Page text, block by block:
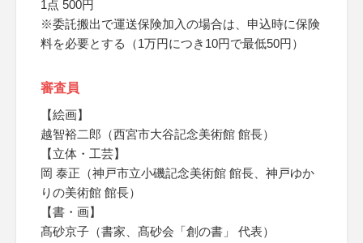
1点 500円
※委託搬出で運送保険加入の場合は、申込時に保険
料を必要とする（1万円につき10円で最低50円）
審査員
【絵画】
越智裕二郎（西宮市大谷記念美術館 館長）
【立体・工芸】
岡 泰正（神戸市立小磯記念美術館 館長、神戸ゆか
りの美術館 館長）
【書・画】
髙砂京子（書家、髙砂会「創の書」 代表）